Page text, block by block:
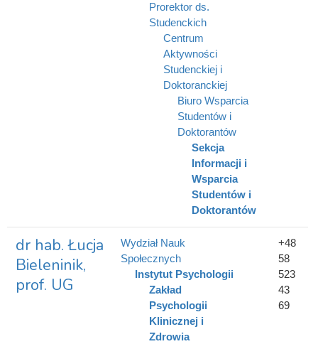
Prorektor ds.
Studenckich
Centrum
Aktywności
Studenckiej i
Doktoranckiej
Biuro Wsparcia
Studentów i
Doktorantów
Sekcja
Informacji i
Wsparcia
Studentów i
Doktorantów
dr hab. Łucja
Bieleninik,
prof. UG
+48
58
523
43
69
Wydział Nauk
Społecznych
Instytut Psychologii
Zakład
Psychologii
Klinicznej i
Zdrowia